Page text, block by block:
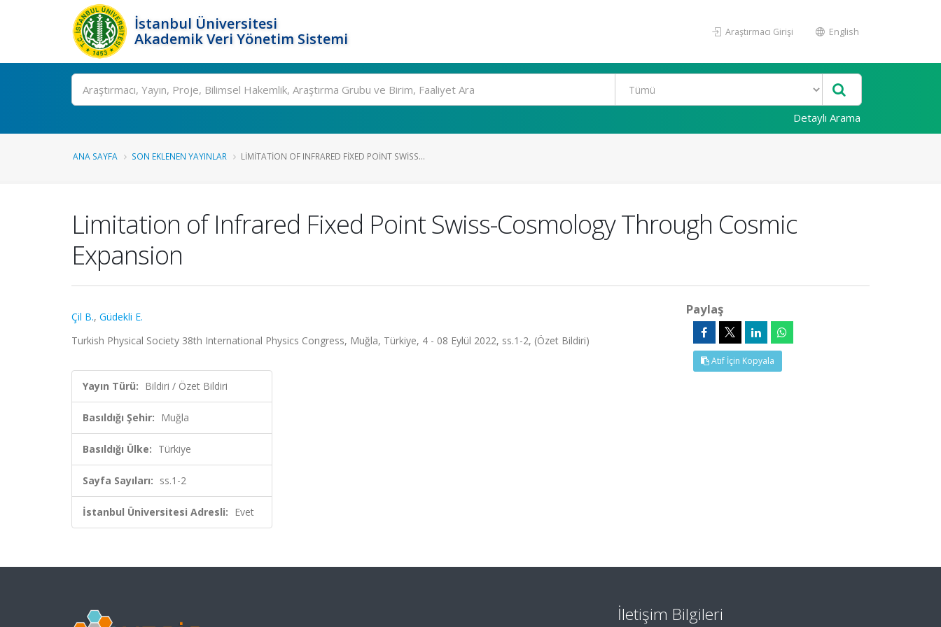
İstanbul Üniversitesi
Akademik Veri Yönetim Sistemi
Araştırmacı Girişi English
Ara
Detaylı Arama
ANA SAYFA SON EKLENEN YAYINLAR LIMITATION OF INFRARED FIXED POINT SWISS...
Limitation of Infrared Fixed Point Swiss-Cosmology Through Cosmic
Expansion
Çil B., Güdekli E.
Turkish Physical Society 38th International Physics Congress, Muğla, Türkiye, 4 - 08 Eylül 2022, ss.1-2, (Özet Bildiri)
Yayın Türü: Bildiri / Özet Bildiri
Basıldığı Şehir: Muğla
Basıldığı Ülke: Türkiye
Sayfa Sayıları: ss.1-2
İstanbul Üniversitesi Adresli: Evet
Paylaş
Atıf İçin Kopyala
İletişim Bilgileri